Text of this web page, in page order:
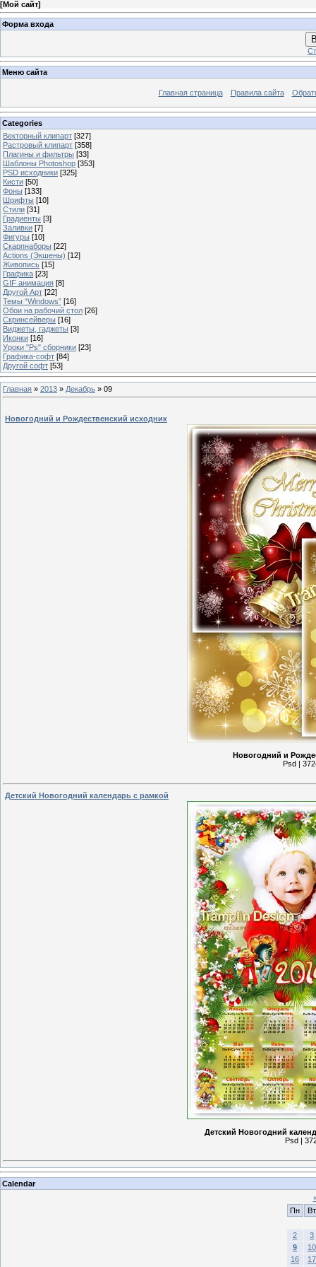
[Мой сайт]
Форма входа
Меню сайта
Главная страница Правила сайта
Categories
Векторный клипарт [327]
Растровый клипарт [358]
Плагины и фильтры [33]
Шаблоны Photoshop [353]
PSD исходники [325]
Кисти [50]
Фоны [133]
Шрифты [10]
Стили [31]
Градиенты [3]
Заливки [7]
Фигуры [10]
Скарпнаборы [22]
Actions (Экшены) [12]
Живопись [15]
Графика [23]
GIF анимация [8]
Другой Арт [22]
Темы “Windows” [16]
Обои на рабочий стол [26]
Скринсейверы [16]
Виджеты, гаджеты [3]
Иконки [16]
Уроки "Ps" сборники [23]
Графика-софт [84]
Другой софт [53]
Главная » 2013 » Декабрь » 09
Новогодний и Рождественский исходник
Новогодний и
Psd |
Детский Новогодний календарь с рамкой
Детский Новогодний
Psd |
Calendar
Пн
Вт
2
3
9
10
16
17